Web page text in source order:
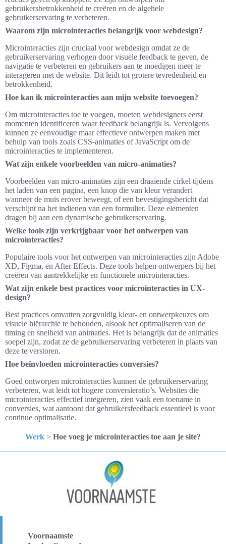
gebruikersbetrokkenheid te creëren en de algehele
gebruikerservaring te verbeteren.
Waarom zijn microinteracties belangrijk voor webdesign?
Microinteracties zijn cruciaal voor webdesign omdat ze de
gebruikerservaring verhogen door visuele feedback te geven, de
navigatie te verbeteren en gebruikers aan te moedigen meer te
interageren met de website. Dit leidt tot grotere tevredenheid en
betrokkenheid.
Hoe kan ik microinteracties aan mijn website toevoegen?
Om microinteracties toe te voegen, moeten webdesigners eerst
momenten identificeren waar feedback belangrijk is. Vervolgens
kunnen ze eenvoudige maar effectieve ontwerpen maken met
behulp van tools zoals CSS-animaties of JavaScript om de
microinteracties te implementeren.
Wat zijn enkele voorbeelden van micro-animaties?
Voorbeelden van micro-animaties zijn een draaiende cirkel tijdens
het laden van een pagina, een knop die van kleur verandert
wanneer de muis erover beweegt, of een bevestigingsbericht dat
verschijnt na het indienen van een formulier. Deze elementen
dragen bij aan een dynamische gebruikerservaring.
Welke tools zijn verkrijgbaar voor het ontwerpen van
microinteracties?
Populaire tools voor het ontwerpen van microinteracties zijn Adobe
XD, Figma, en After Effects. Deze tools helpen ontwerpers bij het
creëren van aantrekkelijke en functionele microinteracties.
Wat zijn enkele best practices voor microinteracties in UX-
design?
Best practices omvatten zorgvuldig kleur- en ontwerpkeuzes om
visuele hiërarchie te behouden, alsook het optimaliseren van de
timing en snelheid van animaties. Het is belangrijk dat de animaties
soepel zijn, zodat ze de gebruikerservaring verbeteren in plaats van
deze te verstoren.
Hoe beïnvloeden microinteracties conversies?
Goed ontworpen microinteracties kunnen de gebruikerservaring
verbeteren, wat leidt tot hogere conversieratio’s. Websites die
microinteracties effectief integreren, zien vaak een toename in
conversies, wat aantoont dat gebruikersfeedback essentieel is voor
continue optimalisatie.
Werk > Hoe voeg je microinteracties toe aan je site?
Voornaamste